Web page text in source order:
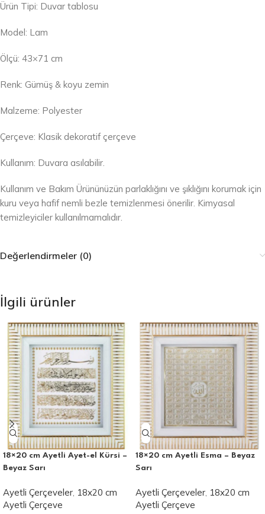
Ürün Tipi: Duvar tablosu
Model: Lam
Ölçü: 43×71 cm
Renk: Gümüş & koyu zemin
Malzeme: Polyester
Çerçeve: Klasik dekoratif çerçeve
Kullanım: Duvara asılabilir.
Kullanım ve Bakım Ürününüzün parlaklığını ve şıklığını korumak için
kuru veya hafif nemli bezle temizlenmesi önerilir. Kimyasal
temizleyiciler kullanılmamalıdır.
Değerlendirmeler (0)
İlgili ürünler
18×20 cm Ayetli Ayet-el Kürsi –
Beyaz Sarı
Ayetli Çerçeveler, 18x20 cm
Ayetli Çerçeve
18×20 cm Ayetli Esma – Beyaz
Sarı
Ayetli Çerçeveler, 18x20 cm
Ayetli Çerçeve